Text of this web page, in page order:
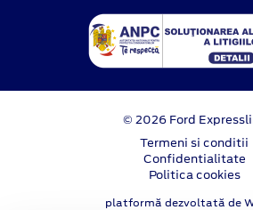
© 2026 Ford
Termeni si conditii
Confidentialitate
Politica cookies
platformă dezvoltată de